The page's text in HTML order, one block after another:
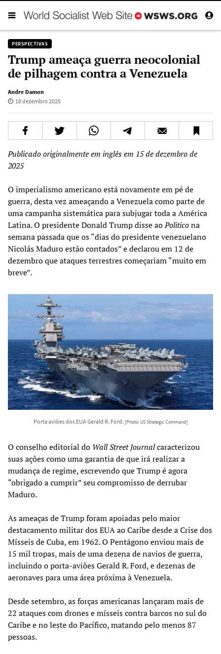
PERSPECTIVAS
Trump ameaça guerra neocolonial
de pilhagem contra a Venezuela
Andre Damon
18 dezembro 2025
Publicado originalmente em inglês em 15 de dezembro de
2025
O imperialismo americano está novamente em pé de
guerra, desta vez ameaçando a Venezuela como parte de
uma campanha sistemática para subjugar toda a América
Latina. O presidente Donald Trump disse aoPoliticona
semana passada que os “dias do presidente venezuelano
Nicolás Maduro estão contados” e declarou em 12 de
dezembro que ataques terrestres começariam “muito em
breve”.
Porta aviões dos EUA Gerald R. Ford. [Photo: US Strategic Command]
O conselho editorial do Wall Street Journalcaracterizou
suas ações como uma garantia de que irá realizar a
mudança de regime, escrevendo que Trump é agora
“obrigado a cumprir” seu compromisso de derrubar
Maduro.
As ameaças de Trump foram apoiadas pelo maior
destacamento militar dos EUA ao Caribe desde a Crise dos
Mísseis de Cuba, em 1962. O Pentágono enviou mais de
15 mil tropas, mais de uma dezena de navios de guerra,
incluindo o porta-aviões Gerald R. Ford, e dezenas de
aeronaves para uma área próxima à Venezuela.
Desde setembro, as forças americanas lançaram mais de
22 ataques com drones e mísseis contra barcos no sul do
Caribe e no leste do Pacífico, matando pelo menos 87
pessoas.